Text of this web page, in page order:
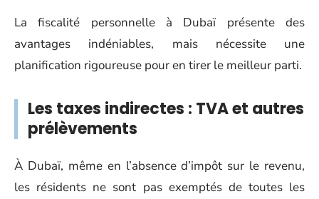
La fiscalité personnelle à Dubaï présente des
avantages indéniables, mais nécessite une
planification rigoureuse pour en tirer le meilleur parti.
Les taxes indirectes : TVA et autres
prélèvements
À Dubaï, même en l’absence d’impôt sur le revenu,
les résidents ne sont pas exemptés de toutes les